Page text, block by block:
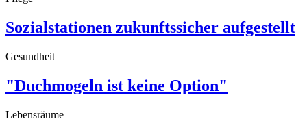
Sozialstationen zukunftssicher aufgestellt
Gesundheit
"Duchmogeln ist keine Option"
Lebensräume